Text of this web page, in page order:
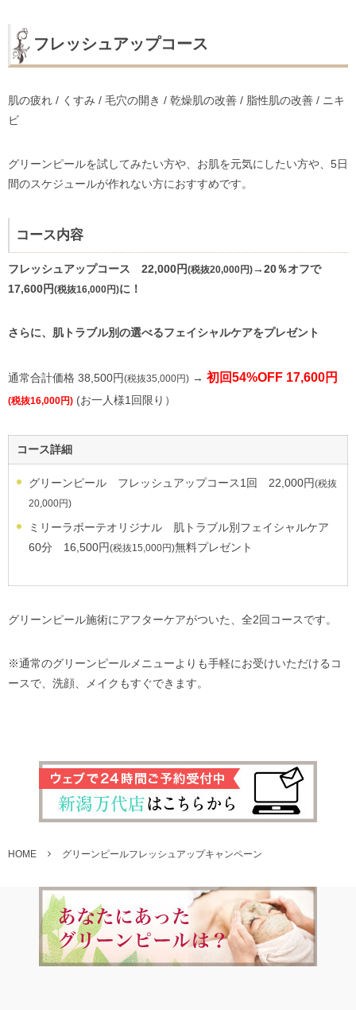
フレッシュアップコース
肌の疲れ / くすみ / 毛穴の開き / 乾燥肌の改善 / 脂性肌の改善 / ニキ
ビ
グリーンピールを試してみたい方や、お肌を元気にしたい方や、5日
間のスケジュールが作れない方におすすめです。
コース内容
フレッシュアップコース 22,000円(税抜20,000円)→20％オフで
17,600円(税抜16,000円)に！
さらに、肌トラブル別の選べるフェイシャルケアをプレゼント
通常合計価格 38,500円(税抜35,000円) → 初回54%OFF 17,600円
(税抜16,000円) (お一人様1回限り）
コース詳細
グリーンピール フレッシュアップコース1回 22,000円(税抜
20,000円)
ミリーラボーテオリジナル 肌トラブル別フェイシャルケア
60分 16,500円(税抜15,000円)無料プレゼント
グリーンピール施術にアフターケアがついた、全2回コースです。
※通常のグリーンピールメニューよりも手軽にお受けいただけるコ
ースで、洗顔、メイクもすぐできます。
HOME グリーンピールフレッシュアップキャンペーン